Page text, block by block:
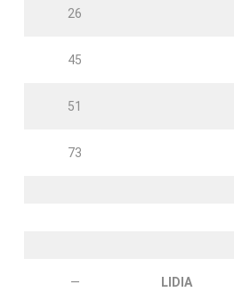
26
45
51
73
— LIDIA